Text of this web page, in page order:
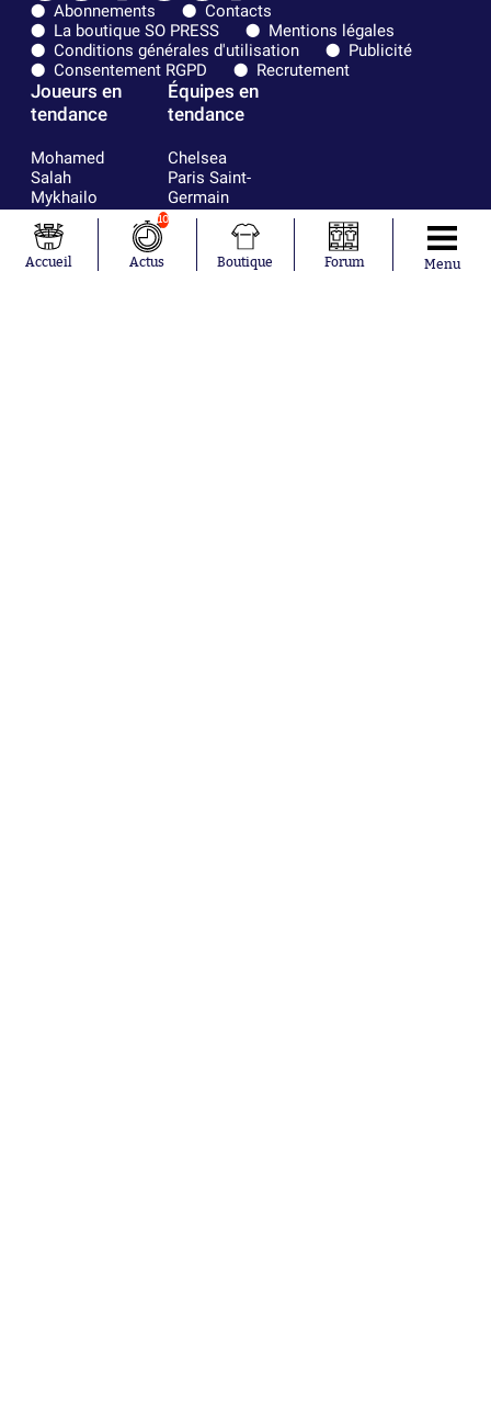
Abonnements
Contacts
La boutique SO PRESS
Mentions légales
Conditions générales d'utilisation
Publicité
Consentement RGPD
Recrutement
Joueurs en
tendance
Mohamed
Salah
Mykhailo
Neymar
Khalis Merah
Loïs Openda
Équipes en
tendance
Chelsea
Paris Saint-
Germain
Bordeaux
Olympique
lyonnais
FIFA
Accueil
10
Actus Boutique Forum Menu